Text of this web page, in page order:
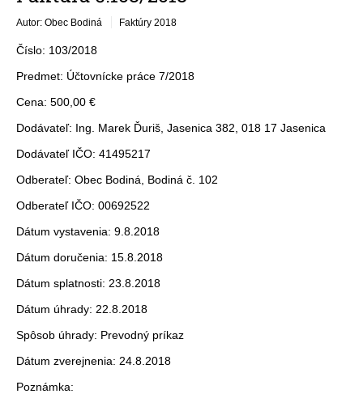
Autor: Obec Bodiná Faktúry 2018
Číslo: 103/2018
Predmet: Účtovnícke práce 7/2018
Cena: 500,00 €
Dodávateľ: Ing. Marek Ďuriš, Jasenica 382, 018 17 Jasenica
Dodávateľ IČO: 41495217
Odberateľ: Obec Bodiná, Bodiná č. 102
Odberateľ IČO: 00692522
Dátum vystavenia: 9.8.2018
Dátum doručenia: 15.8.2018
Dátum splatnosti: 23.8.2018
Dátum úhrady: 22.8.2018
Spôsob úhrady: Prevodný príkaz
Dátum zverejnenia: 24.8.2018
Poznámka: